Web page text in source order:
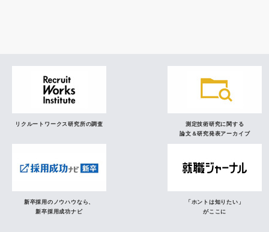
リクルートワークス研究所の調査
測定技術研究に関する
論文＆研究発表アーカイブ
新卒採用のノウハウなら、
新卒採用成功ナビ
「ホントは知りたい」
がここに